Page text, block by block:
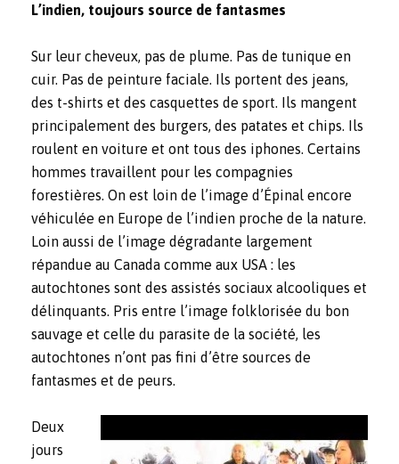
L’indien, toujours source de fantasmes
Sur leur cheveux, pas de plume. Pas de tunique en
cuir. Pas de peinture faciale. Ils portent des jeans,
des t-shirts et des casquettes de sport. Ils mangent
principalement des burgers, des patates et chips. Ils
roulent en voiture et ont tous des iphones. Certains
hommes travaillent pour les compagnies
forestières. On est loin de l’image d’Épinal encore
véhiculée en Europe de l’indien proche de la nature.
Loin aussi de l’image dégradante largement
répandue au Canada comme aux USA : les
autochtones sont des assistés sociaux alcooliques et
délinquants. Pris entre l’image folklorisée du bon
sauvage et celle du parasite de la société, les
autochtones n’ont pas fini d’être sources de
fantasmes et de peurs.
Deux
jours